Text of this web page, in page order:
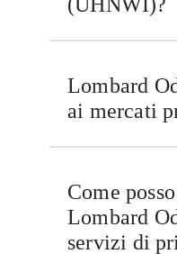
Lombard
ai mercati
Come
Lombard
servizi di